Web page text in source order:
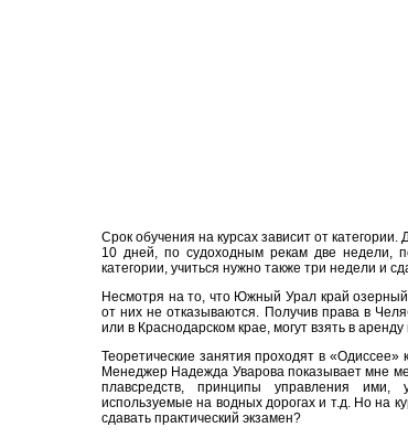
Срок обучения на курсах зависит от
10 дней, по судоходным рекам две недели,
категории, учиться нужно также три недели и
Несмотря на то, что Южный Урал край
от них не отказываются. Получив права в
или в Краснодарском крае, могут взять в
Теоретические занятия проходят в
Менеджер Надежда Уварова показывает мне
плавсредств, принципы управления ими,
используемые на водных дорогах и т.д. Но на
сдавать практический экзамен?